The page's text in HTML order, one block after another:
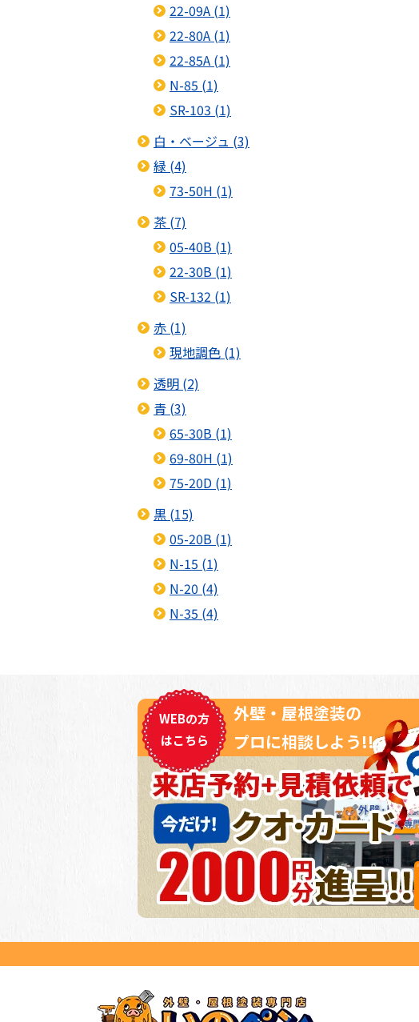
22-09A (1)
22-80A (1)
22-85A (1)
N-85 (1)
SR-103 (1)
白・ベージュ (3)
緑 (4)
73-50H (1)
茶 (7)
05-40B (1)
22-30B (1)
SR-132 (1)
赤 (1)
現地調色 (1)
透明 (2)
青 (3)
65-30B (1)
69-80H (1)
75-20D (1)
黒 (15)
05-20B (1)
N-15 (1)
N-20 (4)
N-35 (4)
WEBの方
はこちら
外壁・屋根塗装の
プロに相談しよう!!